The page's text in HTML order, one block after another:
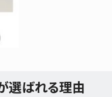
選ばれる理由